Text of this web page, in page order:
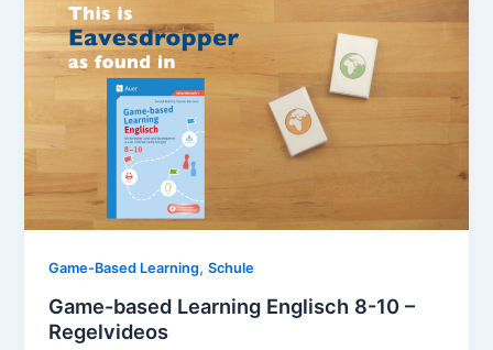
Game-Based Learning,Schule
Game-based Learning Englisch 8-10 –
Regelvideos